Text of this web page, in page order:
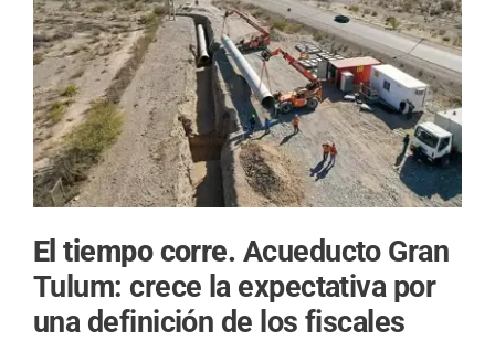
El tiempo corre. Acueducto Gran
Tulum: crece la expectativa por
una definición de los fiscales